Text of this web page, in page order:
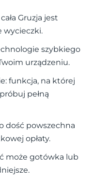
Gruzja jest
wycieczki.
szybkiego
urządzeniu.
funkcja, na której
pełną
dość powszechna
opłaty.
może gotówka lub